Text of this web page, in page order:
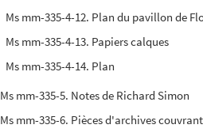
Ms mm-335-4-12. Plan du pavillon de
Ms mm-335-4-13. Papiers calques
Ms mm-335-4-14. Plan
Ms mm-335-5. Notes de Richard Simon
Ms mm-335-6. Pièces d'archives